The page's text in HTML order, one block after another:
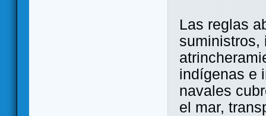
Las reglas
suministros,
indígenas e
navales
el mar,